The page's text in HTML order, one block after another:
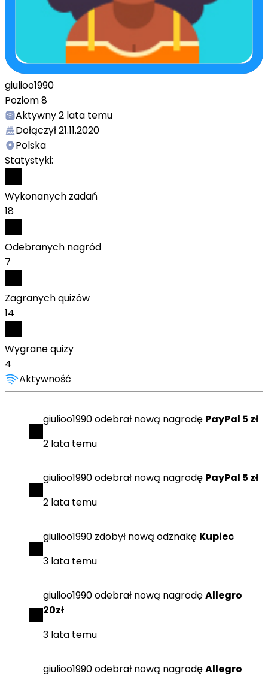
giulioo1990
Poziom8
Aktywny2 lata temu
Dołączył21.11.2020
Polska
Statystyki:
Wykonanych zadań
18
Odebranych nagród
7
Zagranych quizów
14
Wygrane quizy
4
Aktywność
giulioo1990odebrał nową nagrodę PayPal 5 zł
2 lata temu
giulioo1990odebrał nową nagrodę PayPal 5 zł
2 lata temu
giulioo1990 zdobył nową odznakę Kupiec
3 lata temu
giulioo1990odebrał nową nagrodęAllegro
20zł
3 lata temu
giulioo1990odebrał nową nagrodęAllegro